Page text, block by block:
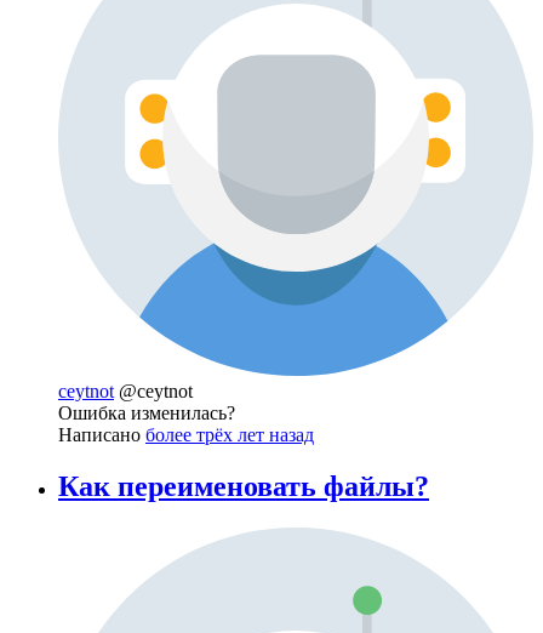
ceytnot @ceytnot
Ошибка изменилась?
Написано более трёх лет назад
Как переименовать файлы?